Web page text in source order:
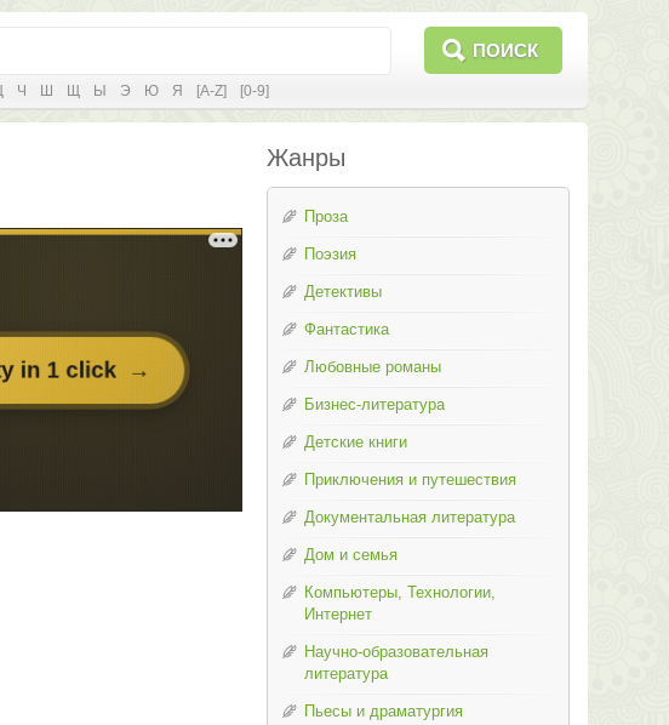
ПОИСК
Ч Ш Щ Ы Э Ю Я [A-Z] [0-9]
Жанры
Проза
Поэзия
Детективы
Фантастика
Любовные романы
Бизнес-литература
Детские книги
Приключения и путешествия
Документальная литература
Дом и семья
Компьютеры, Технологии,
Интернет
Научно-образовательная
литература
Пьесы и драматургия